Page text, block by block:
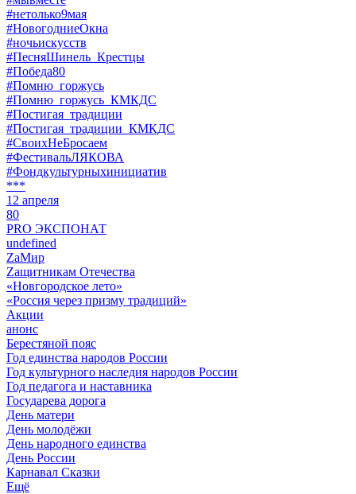
#нетолько9мая
#НовогодниеОкна
#ночьискусств
#ПесняШинель_Крестцы
#Победа80
#Помню_горжусь
#Помню_горжусь_КМКДС
#Постигая_традиции
#Постигая_традиции_КМКДС
#СвоихНеБросаем
#ФестивальЛЯКОВА
#Фондкультурныхинициатив
***
12 апреля
80
PRO ЭКСПОНАТ
undefined
ZaМир
Zащитникам Отечества
«Новгородское лето»
«Россия через призму традиций»
Акции
анонс
Берестяной пояс
Год единства народов России
Год культурного наследия народов России
Год педагога и наставника
Государева дорога
День матери
День молодёжи
День народного единства
День России
Карнавал Сказки
Ещё